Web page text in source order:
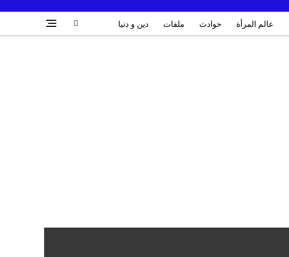
عالم المرأة حوادث ملفات دين و دنيا